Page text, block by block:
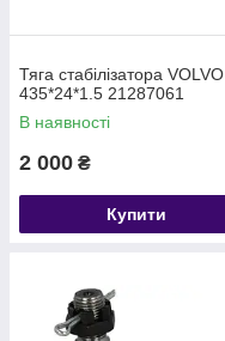
Тяга стабілізатора VOLVO
435*24*1.5 21287061
В наявності
2 000 ₴
Купити